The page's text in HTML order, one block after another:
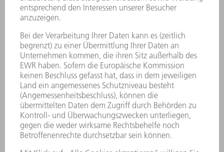
Nanojoints
Nanojoints ermöglichen – unabhängig von der
Bauteilgeometire – eine prozesssichere und
ressourceneffiziente Bearbeitung Ihrer Bauteile:
höhere Produktivität, bessere Teilequalität und
einfachere Teileentnahme dank minimaler
Fixierung im Restgitter. In vielen Fällen ist keine
Nacharbeit notwendig. Im Gegensatz dazu,
fixieren Microjoints das Bauteil über die